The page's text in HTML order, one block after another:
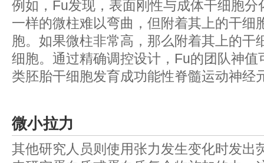
例如，Fu发现，表面刚性与成体干细胞分
一样的微柱难以弯曲，但附着其上的干细
胞。如果微柱非常高，那么附着其上的干
细胞。通过精确调控设计，Fu的团队神值
类胚胎干细胞发育成功能性脊髓运动神经
微小拉力
其他研究人员则使用张力发生变化时发出